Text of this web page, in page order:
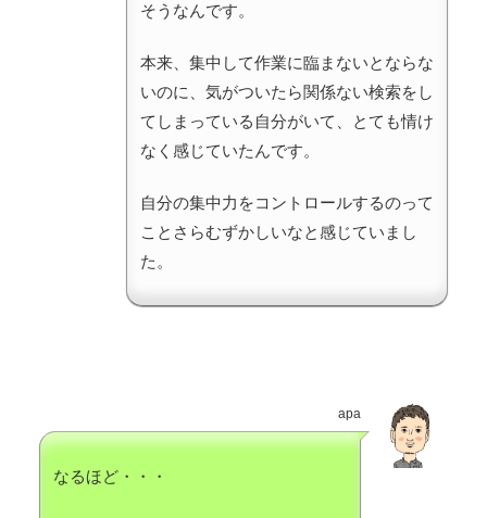
そうなんです。
本来、集中して作業に臨まないとならな
いのに、気がついたら関係ない検索をし
てしまっている自分がいて、とても情け
なく感じていたんです。
自分の集中力をコントロールするのって
ことさらむずかしいなと感じていまし
た。
apa
なるほど・・・